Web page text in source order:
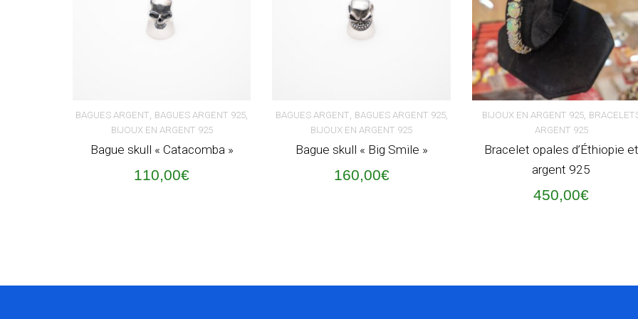
BAGUES ARGENT, BAGUES ARGENT 925,
BIJOUX EN ARGENT 925
Bague skull « Catacomba »
110,00€
BAGUES ARGENT, BAGUES ARGENT 925,
BIJOUX EN ARGENT 925
Bague skull « Big Smile »
160,00€
BIJOUX EN ARGENT 925,
ARGENT 925
Bracelet opales d’Éthiopie et
argent 925
450,00€